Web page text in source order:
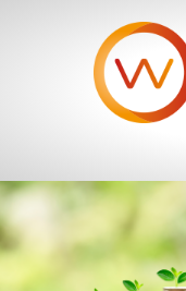
überspringen